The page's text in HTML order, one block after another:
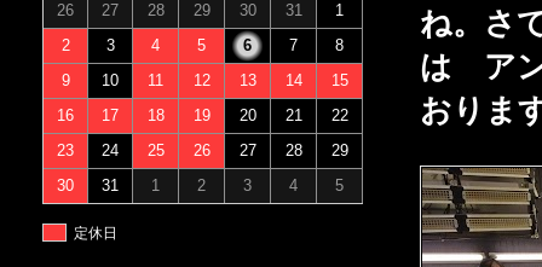
ね。さ
は アン
おりま
26 27 28 29 30 31
1
2
3 4 5 6 7
8
9
10 11 12 13 14
15
16
17 18 19 20 21
22
23
24 25 26 27 28
29
30
31 1 2 3 4 5
定休日